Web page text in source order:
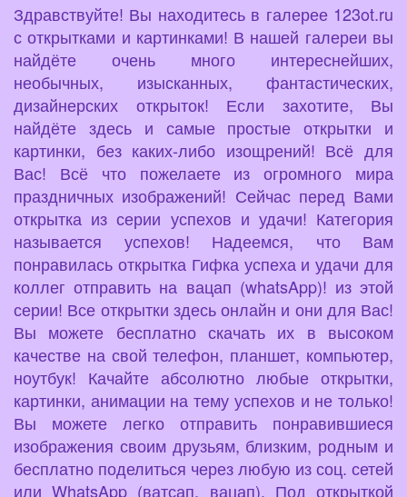
Здравствуйте! Вы находитесь в галерее 123ot.ru
с открытками и картинками! В нашей галереи вы
найдёте очень много интереснейших,
необычных, изысканных, фантастических,
дизайнерских открыток! Если захотите, Вы
найдёте здесь и самые простые открытки и
картинки, без каких-либо изощрений! Всё для
Вас! Всё что пожелаете из огромного мира
праздничных изображений! Сейчас перед Вами
открытка из серии успехов и удачи! Категория
называется успехов! Надеемся, что Вам
понравилась открытка Гифка успеха и удачи для
коллег отправить на вацап (whatsApp)! из этой
серии! Все открытки здесь онлайн и они для Вас!
Вы можете бесплатно скачать их в высоком
качестве на свой телефон, планшет, компьютер,
ноутбук! Качайте абсолютно любые открытки,
картинки, анимации на тему успехов и не только!
Вы можете легко отправить понравившиеся
изображения своим друзьям, близким, родным и
бесплатно поделиться через любую из соц. сетей
или WhatsApp (ватсап, вацап). Под открыткой